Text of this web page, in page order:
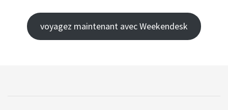
voyagez maintenant avec Weekendesk